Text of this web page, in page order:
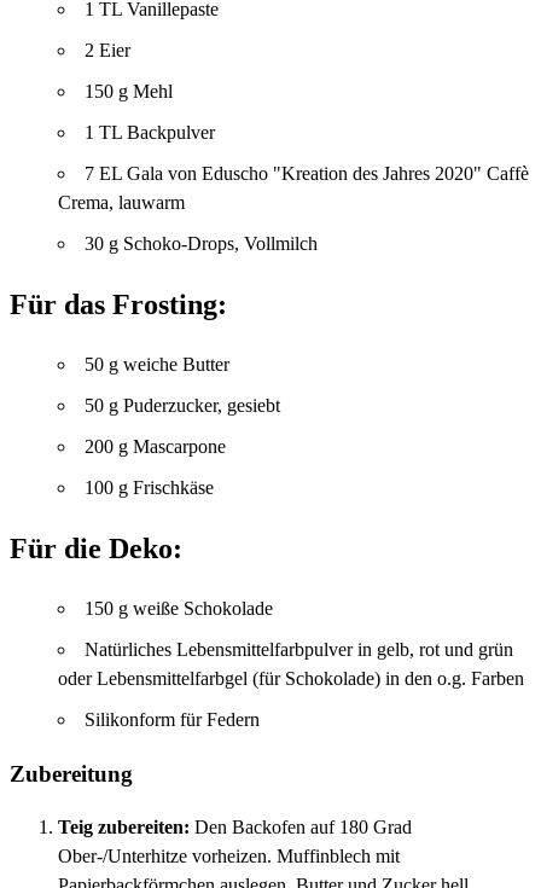
1 TL Vanillepaste
2 Eier
150 g Mehl
1 TL Backpulver
7 EL Gala von Eduscho "Kreation des Jahres 2020" Caffè
Crema, lauwarm
30 g Schoko-Drops, Vollmilch
Für das Frosting:
50 g weiche Butter
50 g Puderzucker, gesiebt
200 g Mascarpone
100 g Frischkäse
Für die Deko:
150 g weiße Schokolade
Natürliches Lebensmittelfarbpulver in gelb, rot und grün
oder Lebensmittelfarbgel (für Schokolade) in den o.g. Farben
Silikonform für Federn
Zubereitung
Teig zubereiten: Den Backofen auf 180 Grad
Ober-/Unterhitze vorheizen. Muffinblech mit